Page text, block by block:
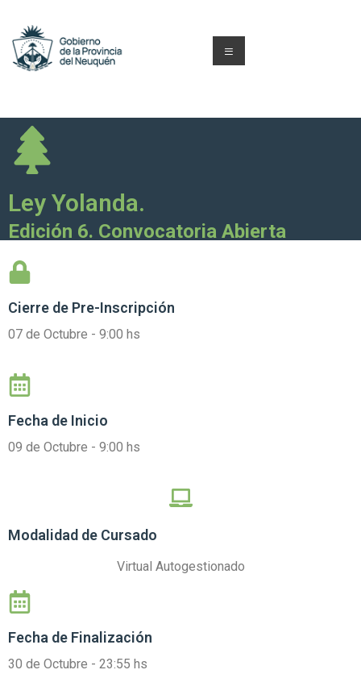
Ley Yolanda.
Edición 6. Convocatoria Abierta
Cierre de Pre-Inscripción
07 de Octubre - 9:00 hs
Fecha de Inicio
09 de Octubre - 9:00 hs
Modalidad de Cursado
Virtual Autogestionado
Fecha de Finalización
30 de Octubre - 23:55 hs